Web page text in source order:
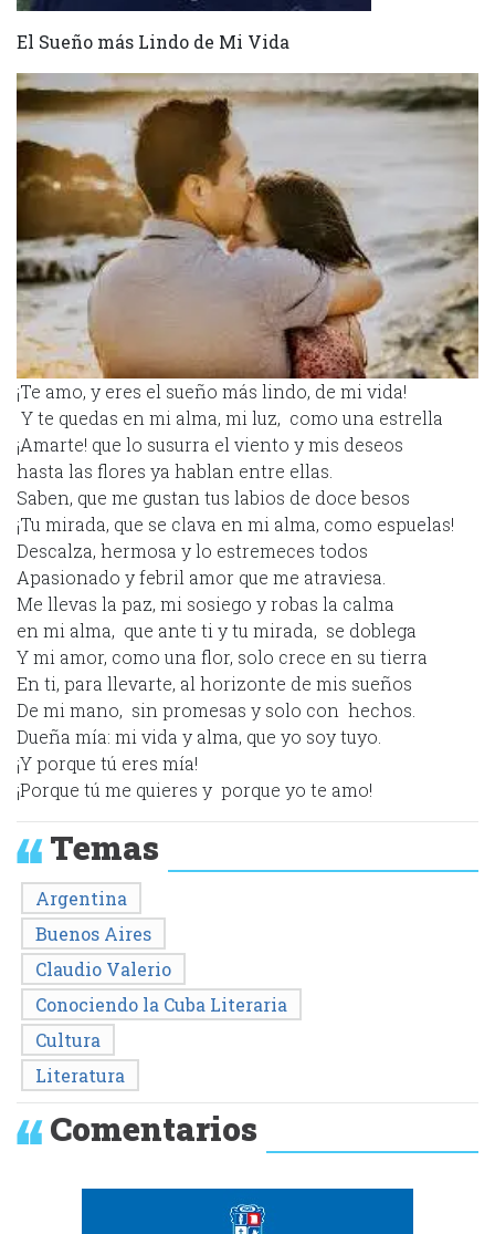
El Sueño más Lindo de Mi Vida
¡Te amo, y eres el sueño más lindo, de mi vida!
Y te quedas en mi alma, mi luz, como una estrella
¡Amarte! que lo susurra el viento y mis deseos
hasta las flores ya hablan entre ellas.
Saben, que me gustan tus labios de doce besos
¡Tu mirada, que se clava en mi alma, como espuelas!
Descalza, hermosa y lo estremeces todos
Apasionado y febril amor que me atraviesa.
Me llevas la paz, mi sosiego y robas la calma
en mi alma, que ante ti y tu mirada, se doblega
Y mi amor, como una flor, solo crece en su tierra
En ti, para llevarte, al horizonte de mis sueños
De mi mano, sin promesas y solo con hechos.
Dueña mía: mi vida y alma, que yo soy tuyo.
¡Y porque tú eres mía!
¡Porque tú me quieres y porque yo te amo!
Temas
Argentina
Buenos Aires
Claudio Valerio
Conociendo la Cuba Literaria
Cultura
Literatura
Comentarios